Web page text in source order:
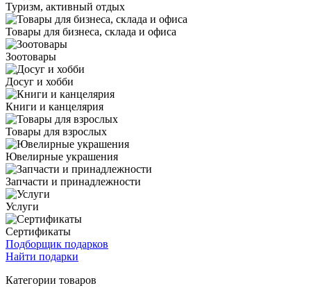
Туризм, активный отдых
Товары для бизнеса, склада и офиса
Зоотовары
Досуг и хобби
Книги и канцелярия
Товары для взрослых
Ювелирные украшения
Запчасти и принадлежности
Услуги
Сертификаты
Подборщик подарков
Найти подарки
Категории товаров